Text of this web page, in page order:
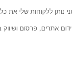
נותן ללקוחות שלי את
אתרים, פרסום